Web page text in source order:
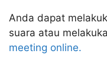
Anda dapat
suara atau
meeting online.